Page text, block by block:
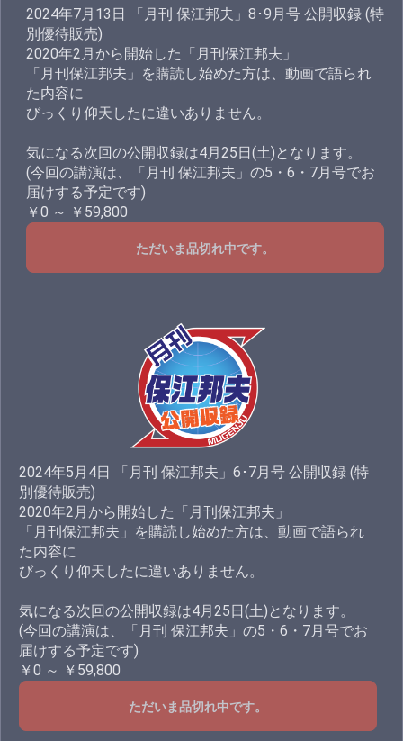
2024年7月13日 「月刊 保江邦夫」8･9月号 公開収録 (特
別優待販売)
2020年2月から開始した「月刊保江邦夫」
「月刊保江邦夫」を購読し始めた方は、動画で語られ
た内容に
びっくり仰天したに違いありません。
気になる次回の公開収録は4月25日(土)となります。
(今回の講演は、「月刊 保江邦夫」の5・6・7月号でお
届けする予定です)
￥0 ～ ￥59,800
ただいま品切れ中です。
2024年5月4日 「月刊 保江邦夫」6･7月号 公開収録 (特
別優待販売)
2020年2月から開始した「月刊保江邦夫」
「月刊保江邦夫」を購読し始めた方は、動画で語られ
た内容に
びっくり仰天したに違いありません。
気になる次回の公開収録は4月25日(土)となります。
(今回の講演は、「月刊 保江邦夫」の5・6・7月号でお
届けする予定です)
￥0 ～ ￥59,800
ただいま品切れ中です。